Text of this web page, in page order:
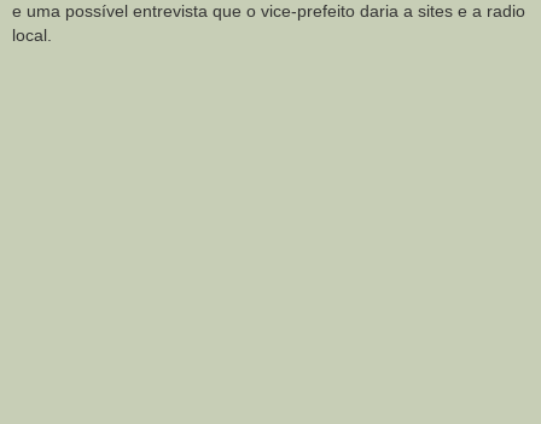
e uma possível entrevista que o vice-prefeito daria a sites e a radio
local.